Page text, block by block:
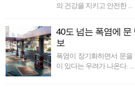
의 건강을 지키고 안전한 ...
40도 넘는 폭염에 문
보
폭염이 장기화하면서 문
이 있다는 우려가 나온다. ...